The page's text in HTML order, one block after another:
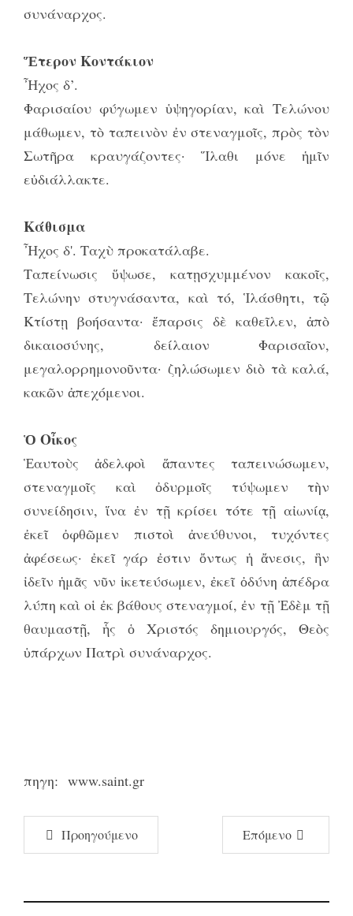
συνάναρχος.
Ἕτερον Κοντάκιον
Ἦχος δ’.
Φαρισαίου φύγωμεν ὑψηγορίαν, καὶ Τελώνου
μάθωμεν, τὸ ταπεινὸν ἐν στεναγμοῖς, πρὸς τὸν
Σωτῆρα κραυγάζοντες· Ἵλαθι μόνε ἡμῖν
εὐδιάλλακτε.
Κάθισμα
Ἦχος δ'. Ταχὺ προκατάλαβε.
Ταπείνωσις ὕψωσε, κατῃσχυμμένον κακοῖς,
Τελώνην στυγνάσαντα, καὶ τό, Ἱλάσθητι, τῷ
Κτίστῃ βοήσαντα· ἔπαρσις δὲ καθεῖλεν, ἀπὸ
δικαιοσύνης, δείλαιον Φαρισαῖον,
μεγαλορρημονοῦντα· ζηλώσωμεν διὸ τὰ καλά,
κακῶν ἀπεχόμενοι.
Ὁ Οἶκος
Ἑαυτοὺς ἀδελφοὶ ἅπαντες ταπεινώσωμεν,
στεναγμοῖς καὶ ὀδυρμοῖς τύψωμεν τὴν
συνείδησιν, ἵνα ἐν τῇ κρίσει τότε τῇ αἰωνίᾳ,
ἐκεῖ ὀφθῶμεν πιστοὶ ἀνεύθυνοι, τυχόντες
ἀφέσεως· ἐκεῖ γάρ ἐστιν ὄντως ἡ ἄνεσις, ἣν
ἰδεῖν ἡμᾶς νῦν ἱκετεύσωμεν, ἐκεῖ ὀδύνη ἀπέδρα
λύπη καὶ οἱ ἐκ βάθους στεναγμοί, ἐν τῇ Ἐδὲμ τῇ
θαυμαστῇ, ἧς ὁ Χριστός δημιουργός, Θεὸς
ὑπάρχων Πατρὶ συνάναρχος.
πηγη: www.saint.gr
Προηγούμενο Επόμενο